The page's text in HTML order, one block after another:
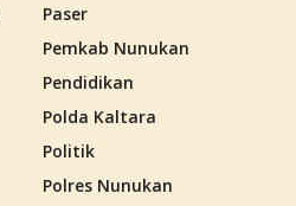
Paser
Pemkab Nunukan
Pendidikan
Polda Kaltara
Politik
Polres Nunukan